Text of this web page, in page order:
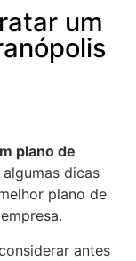
um
plano de
dicas
plano de
antes